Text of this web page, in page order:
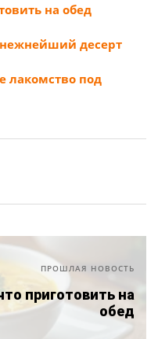
на обед
десерт
лакомство под
ПРОШЛАЯ НОВОСТЬ
приготовить на
обед